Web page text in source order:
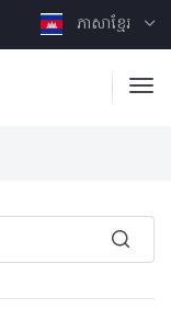
ភាសាខ្មែរ